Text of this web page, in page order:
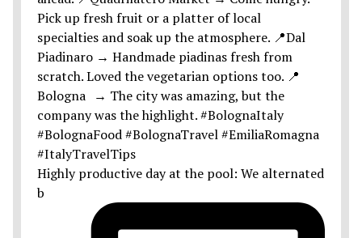
Highly productive day at the pool: We alternated
b